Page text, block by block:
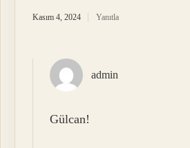
Kasım 4, 2024 Yanıtla
admin
Gülcan!